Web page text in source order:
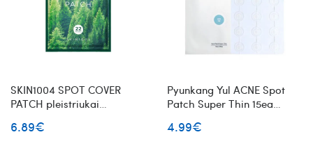
SKIN1004 SPOT COVER
PATCH pleistriukai
6.89€
Pyunkang Yul ACNE Spot
Patch Super Thin 15ea
4.99€